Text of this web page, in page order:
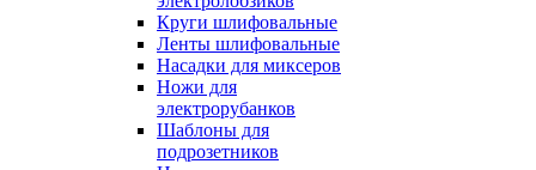
Круги шлифовальные
Ленты шлифовальные
Насадки для миксеров
Ножи для
электрорубанков
Шаблоны для
подрозетников